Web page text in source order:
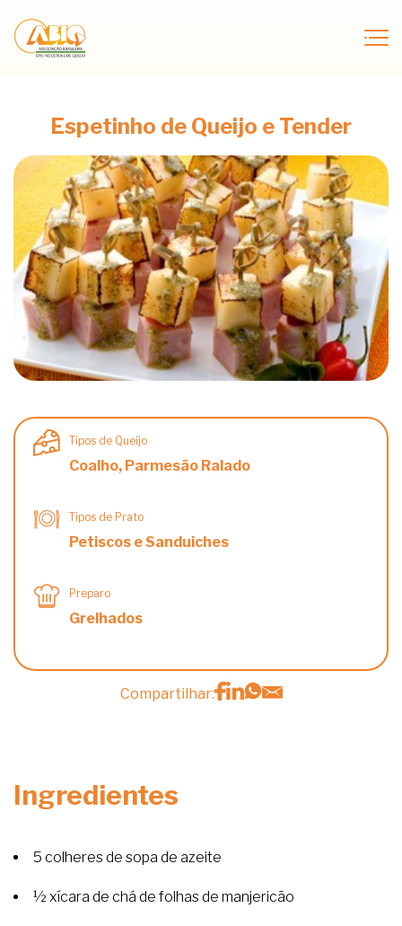
Espetinho de Queijo e Tender
Tipos de Queijo
Coalho, Parmesão Ralado
Tipos de Prato
Petiscos e Sanduiches
Preparo
Grelhados
Compartilhar:
Ingredientes
5 colheres de sopa de azeite
½ xícara de chá de folhas de manjericão